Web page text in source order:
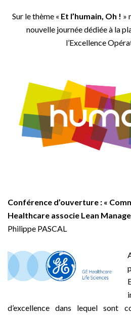
Sur le thème « Et l’humain, Oh ! »
nouvelle journée dédiée à la
l’Excellence
Conférence d’ouverture : «
Healthcare associe Lean
Philippe PASCAL
d’excellence dans lequel sont